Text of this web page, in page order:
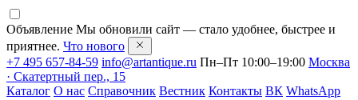
Объявление Мы обновили сайт — стало удобнее, быстрее и
приятнее. Что нового
+7 495 657-84-59 info@artantique.ru Пн–Пт 10:00–19:00 Москва
· Скатертный пер., 15
Каталог О нас Справочник Вестник Контакты ВК WhatsApp